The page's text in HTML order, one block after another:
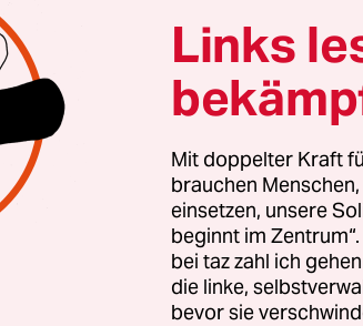
geben sich auch die
hingezogen von den puren
des Überlebenstriebs, der
haben die meist geklickten
ist simpel: „Ausgesetzt in der
Kandidaten sieben Tage ums
im Trailer. Dabei
Teilnehmer nur wie viele
Die Idee an sich ist bekannt
Links
Mit doppelter Kraft
brauchen
einsetzen, unsere
beginnt im
bei taz zahl ich
die linke,
bevor sie